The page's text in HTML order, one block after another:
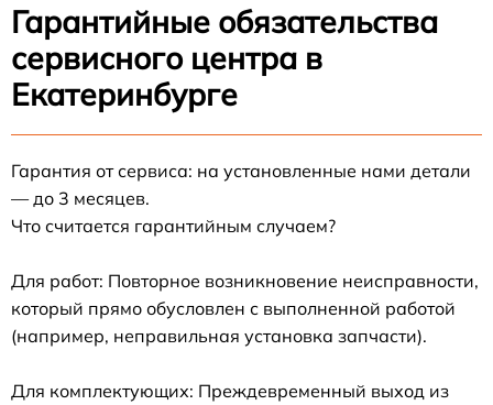
Гарантийные обязательства
сервисного центра в
Екатеринбурге
Гарантия от сервиса: на установленные нами детали
— до 3 месяцев.
Что считается гарантийным случаем?
Для работ: Повторное возникновение неисправности,
который прямо обусловлен с выполненной работой
(например, неправильная установка запчасти).
Для комплектующих: Преждевременный выход из